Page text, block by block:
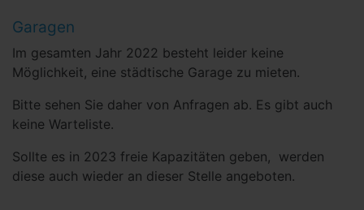
Garagen
Im gesamten Jahr 2022 besteht leider keine
Möglichkeit, eine städtische Garage zu mieten.
Bitte sehen Sie daher von Anfragen ab. Es gibt auch
keine Warteliste.
Sollte es in 2023 freie Kapazitäten geben, werden
diese auch wieder an dieser Stelle angeboten.